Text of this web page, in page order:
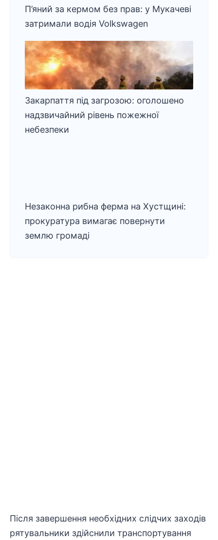
П’яний за кермом без прав: у Мукачеві
затримали водія Volkswagen
Закарпаття під загрозою: оголошено
надзвичайний рівень пожежної
небезпеки
Незаконна рибна ферма на Хустщині:
прокуратура вимагає повернути
землю громаді
Після завершення необхідних слідчих заходів
рятувальники здійснили транспортування